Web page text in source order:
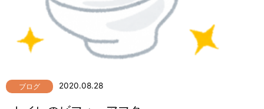
ブログ 2020.08.28